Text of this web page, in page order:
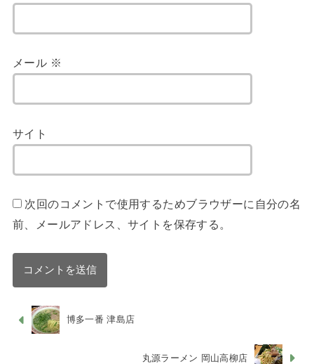
メール ※
サイト
次回のコメントで使用するためブラウザーに自分の名
前、メールアドレス、サイトを保存する。
博多一番 津島店
丸源ラーメン 岡山高柳店